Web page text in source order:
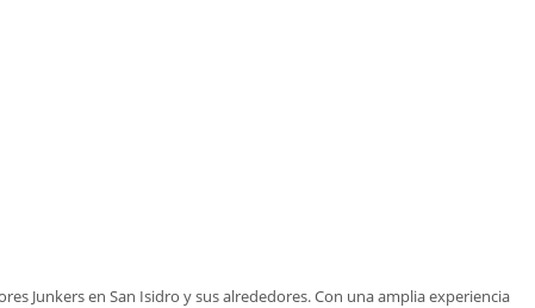
Junkers en San Isidro y sus alrededores. Con una amplia experiencia